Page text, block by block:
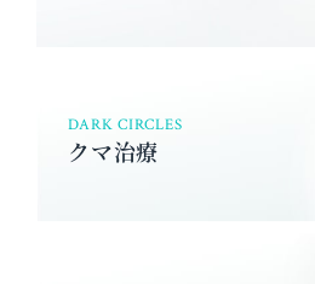
DARK CIRCLES
クマ治療